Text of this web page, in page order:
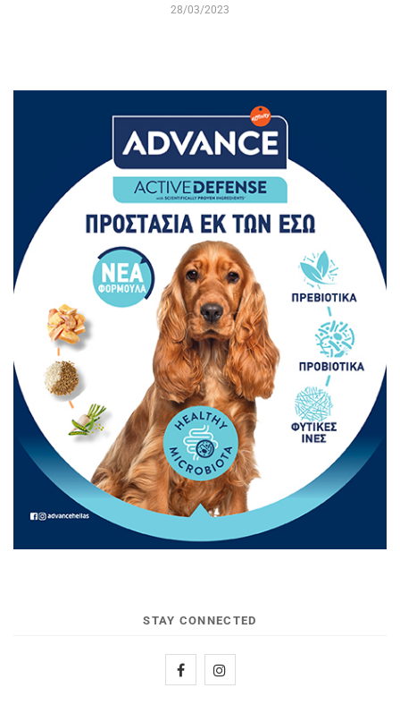
28/03/2023
STAY CONNECTED